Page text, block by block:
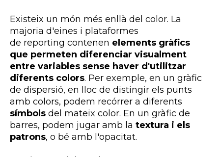
Existeix un món més enllà del color. La
majoria d'eines i plataformes
de reporting contenen elements gràfics
que permeten diferenciar visualment
entre variables sense haver d'utilitzar
diferents colors. Per exemple, en un gràfic
de dispersió, en lloc de distingir els punts
amb colors, podem recórrer a diferents
símbols del mateix color. En un gràfic de
barres, podem jugar amb la textura i els
patrons, o bé amb l'opacitat.